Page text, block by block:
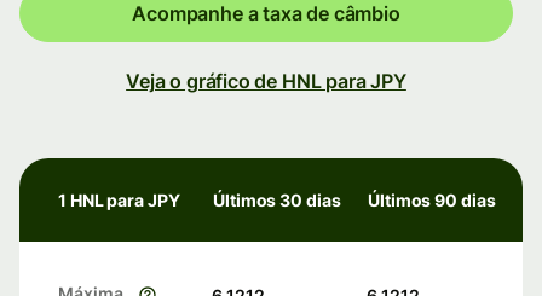
Acompanhe a taxa de câmbio
Veja o gráfico de HNL para JPY
1 HNL para JPY Últimos 30 dias Últimos 90 dias